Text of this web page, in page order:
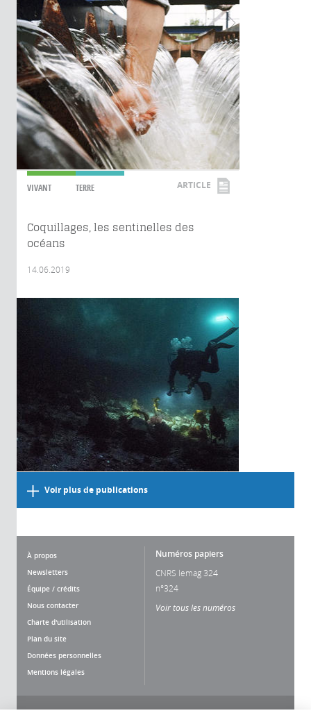
VIVANT TERRE ARTICLE
Coquillages, les sentinelles des
océans
14.06.2019
Voir plus de publications
À propos
Newsletters
Équipe / crédits
Nous contacter
Charte d'utilisation
Plan du site
Données personnelles
Mentions légales
Numéros papiers
CNRS lemag 324
n°324
Voir tous les numéros